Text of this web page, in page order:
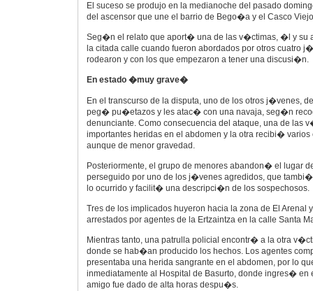
El suceso se produjo en la medianoche del pasado
del ascensor que une el barrio de Bego�a y el Casco
Seg�n el relato que aport� una de las v�ctimas, �l y su
la citada calle cuando fueron abordados por otros cuatro
rodearon y con los que empezaron a tener una discusi�n.
En estado �muy grave�
En el transcurso de la disputa, uno de los otros j�venes,
peg� pu�etazos y les atac� con una navaja, seg�n
denunciante. Como consecuencia del ataque, una de las
importantes heridas en el abdomen y la otra recibi� varios
aunque de menor gravedad.
Posteriormente, el grupo de menores abandon� el lugar
perseguido por uno de los j�venes agredidos, que
lo ocurrido y facilit� una descripci�n de los sospechosos.
Tres de los implicados huyeron hacia la zona de El Arenal
arrestados por agentes de la Ertzaintza en la calle Santa
Mientras tanto, una patrulla policial encontr� a la otra
donde se hab�an producido los hechos. Los agentes
presentaba una herida sangrante en el abdomen, por lo
inmediatamente al Hospital de Basurto, donde ingres� en
amigo fue dado de alta horas despu�s.